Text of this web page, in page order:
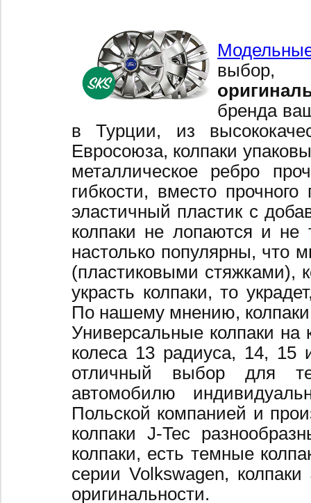
выбор,
бренда
в Турции, из
Евросоюза, колпаки
металлическое ребро
гибкости, вместо
эластичный пластик с
колпаки не лопаются и не
настолько популярны, что
(пластиковыми стяжками),
украсть колпаки, то
По нашему мнению,
Универсальные колпаки
колеса 13 радиуса, 14,
отличный выбор для
автомобилю
Польской компанией и
колпаки J-Tec
колпаки, есть темные
серии Volkswagen,
оригинальности.